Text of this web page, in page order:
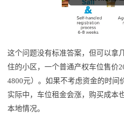
这个问题没有标准答案，但可以拿
住的小区，一个普通产权车位售价
4800元）。如果不考虑资金的时间
实际中，车位租金会涨，购买成本
本地情况。